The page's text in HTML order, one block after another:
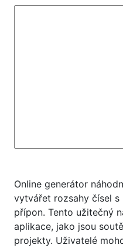
Online generátor
vytvářet rozsahy čísel
přípon. Tento užitečný
aplikace, jako jsou
projekty. Uživatelé